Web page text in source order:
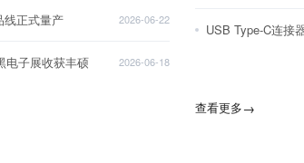
线正式量产 2026-06-22
电子展收获丰硕 2026-06-18
USB Type-C连接
查看更多→